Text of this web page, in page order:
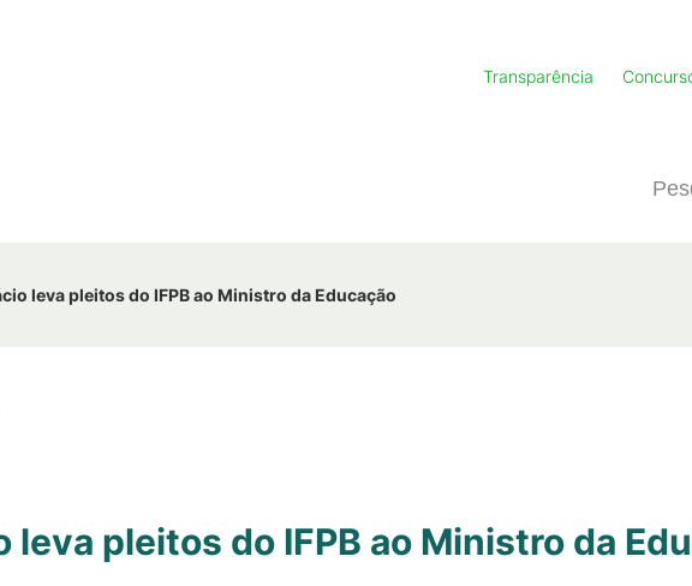
Transparência
leva pleitos do IFPB ao Ministro da Educação
leva pleitos do IFPB ao Ministro da